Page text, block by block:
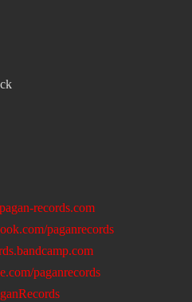
records.com
paganrecords
paganrecords